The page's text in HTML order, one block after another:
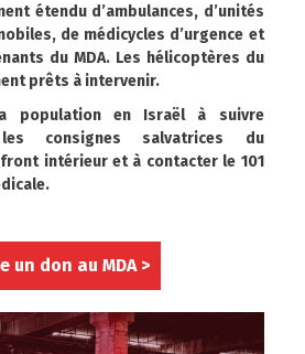
étendu d’ambulances, d’unités
de médicycles d’urgence et
du MDA. Les hélicoptères du
prêts à intervenir.
population en Israël à suivre
les consignes salvatrices du
front intérieur et à contacter le 101
un don au MDA >